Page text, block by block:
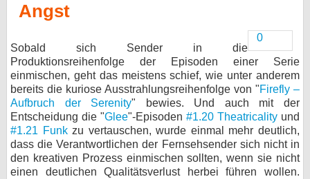
Angst
0
Sobald sich Sender in die
Produktionsreihenfolge der Episoden einer Serie
einmischen, geht das meistens schief, wie unter anderem
bereits die kuriose Ausstrahlungsreihenfolge von "Firefly –
Aufbruch der Serenity" bewies. Und auch mit der
Entscheidung die "Glee"-Episoden #1.20 Theatricality und
#1.21 Funkzu vertauschen, wurde einmal mehr deutlich,
dass die Verantwortlichen der Fernsehsender sich nicht in
den kreativen Prozess einmischen sollten, wenn sie nicht
einen deutlichen Qualitätsverlust herbei führen wollen.
Specials
SERVICE
Gewinnspiele
Forum
bei X